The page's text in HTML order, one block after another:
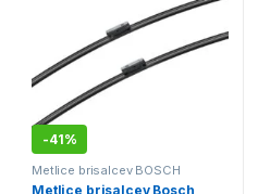
-41%
Metlice brisalcev BOSCH
Aerotwin - spredaj
Metlice brisalcev Bosch